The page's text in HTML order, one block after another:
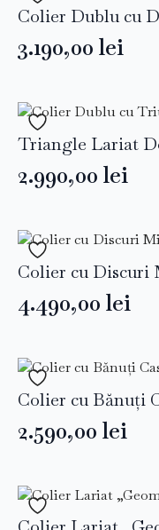
Colier Dublu cu
3.190,00 lei
Triangle Lariat
2.990,00 lei
Colier cu Discuri
4.490,00 lei
Colier cu Bănuți
2.590,00 lei